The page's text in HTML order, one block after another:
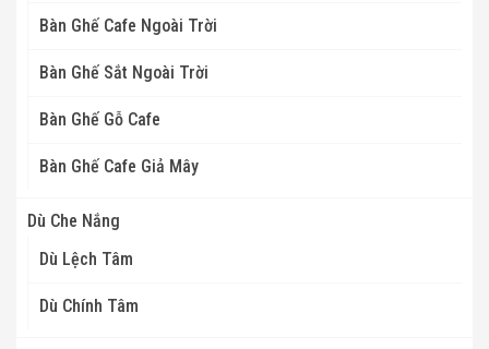
Bàn Ghế Cafe Ngoài Trời
Bàn Ghế Sắt Ngoài Trời
Bàn Ghế Gỗ Cafe
Bàn Ghế Cafe Giả Mây
Dù Che Nắng
Dù Lệch Tâm
Dù Chính Tâm